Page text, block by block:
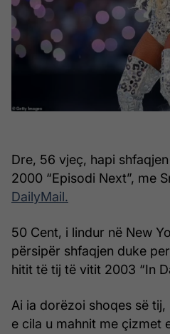
Dre, 56 vjeç, hapi
2000 “Episodi Next”, me
DailyMail.
50 Cent, i lindur në New
përsipër shfaqjen duke
hitit të tij të vitit 2003 “In
Ai ia dorëzoi shoqes së
e cila u mahnit me çizmet